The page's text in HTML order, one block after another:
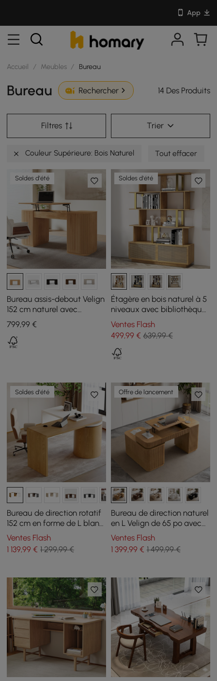
App
Accueil / Meubles / Bureau
Bureau Rechercher 14 Des Produits
Filtres Trier
Couleur Supérieure: Bois Naturel Tout effacer
Soldes d'été
Bureau assis-debout Velign
152 cm naturel avec
rangement à 2 portes
799,99 €
Soldes d'été
Étagère en bois naturel à 5
niveaux avec bibliothèque
moderne à 2 portes en
finition dorée
Ventes Flash
499,99€ 639,99 €
Soldes d'été
Bureau de direction rotatif
152 cm en forme de L blanc
et naturel avec tiroirs
Ventes Flash
1 139,99 € 1 299,99 €
Offre de lancement
Bureau de direction naturel
en L Velign de 65 po avec
armoire latérale droite
Ventes Flash
1 399,99€ 1 499,99 €